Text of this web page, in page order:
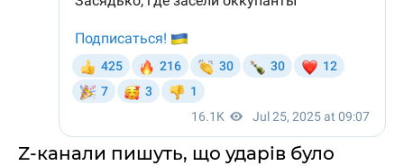
Z-канали пишуть, що ударів було